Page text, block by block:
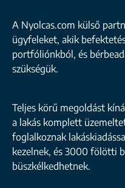
A Nyolcas.com külső
ügyfeleket, akik
portfóliónkból, és
szükségük.
Teljes körű megoldást
a lakás komplett
foglalkoznak
kezelnek, és 3000 fölötti
büszkélkedhetnek.